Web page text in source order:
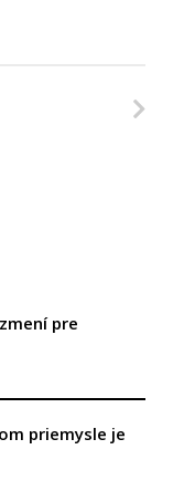
pre
priemysle je